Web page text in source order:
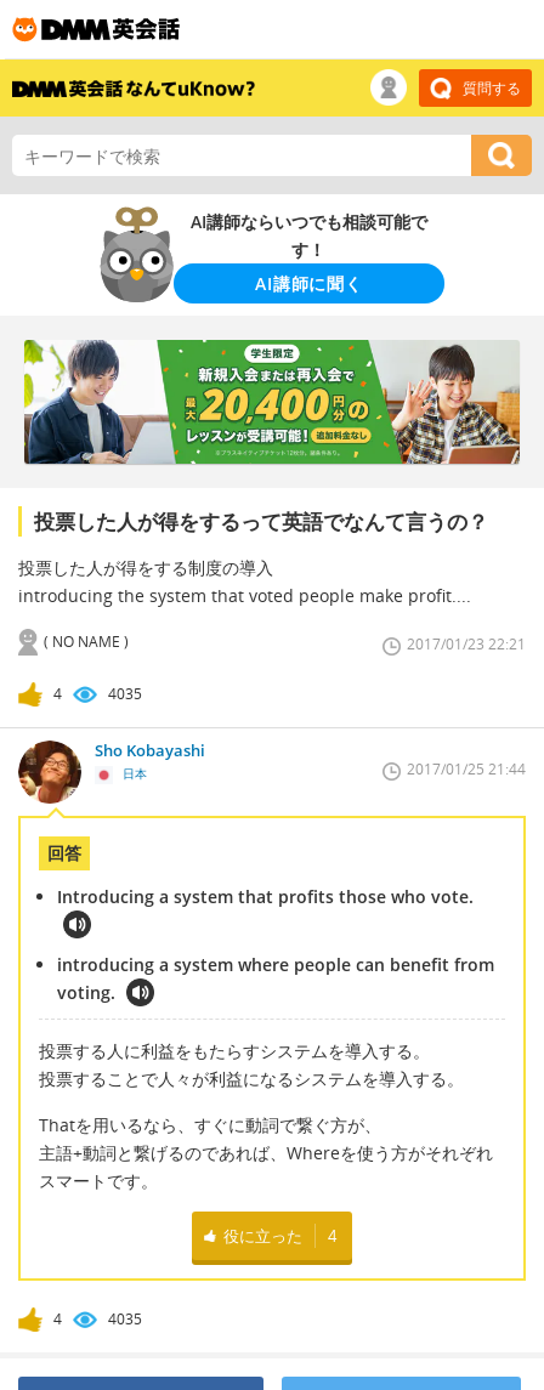
質問する
AI講師ならいつでも相談可能で
す！
AI講師に聞く
投票した人が得をするって英語でなんて言うの？
投票した人が得をする制度の導入
introducing the system that voted people make profit....
( NO NAME ) 2017/01/23 22:21
4 4035
Sho Kobayashi
日本 2017/01/25 21:44
回答
Introducing a system that profits those who vote.
introducing a system where people can benefit from
voting.
投票する人に利益をもたらすシステムを導入する。
投票することで人々が利益になるシステムを導入する。
Thatを用いるなら、すぐに動詞で繋ぐ方が、
主語+動詞と繋げるのであれば、Whereを使う方がそれぞれ
スマートです。
役に立った 4
4 4035